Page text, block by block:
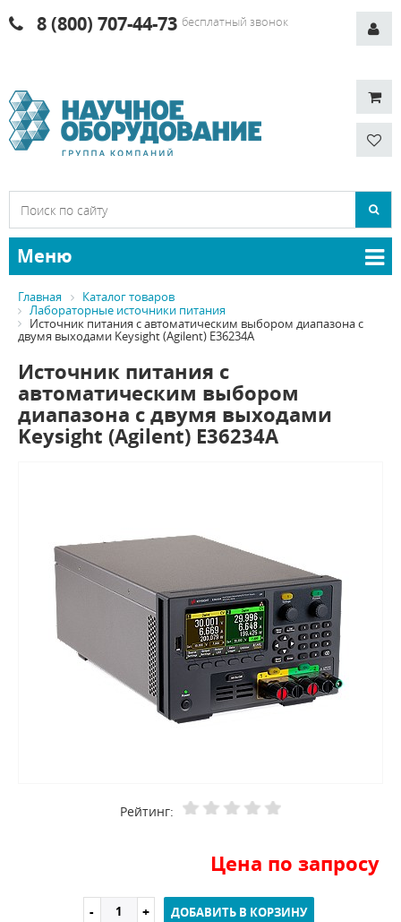
8 (800) 707-44-73 бесплатный звонок
Меню
Главная
Каталог товаров
Лабораторные источники питания
Источник питания с автоматическим выбором диапазона с
двумя выходами Keysight (Agilent) E36234A
Источник питания с
автоматическим выбором
диапазона с двумя выходами
Keysight (Agilent) E36234A
Рейтинг:
Цена по запросу
ДОБАВИТЬ В КОРЗИНУ